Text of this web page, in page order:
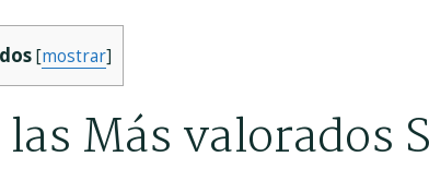
[mostrar]
Más valorados